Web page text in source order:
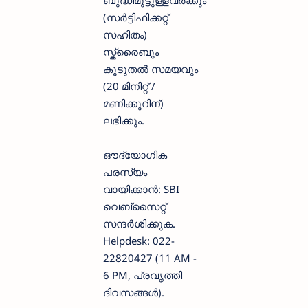
(സർട്ടിഫിക്കറ്റ്
സഹിതം)
സ്ക്രൈബും
കൂടുതൽ സമയവും
(20 മിനിറ്റ് /
മണിക്കൂറിന്)
ലഭിക്കും.
ഔദ്യോഗിക
പരസ്യം
വായിക്കാൻ: SBI
വെബ്സൈറ്റ്
സന്ദർശിക്കുക.
Helpdesk: 022-
22820427 (11 AM -
6 PM, പ്രവൃത്തി
ദിവസങ്ങൾ).